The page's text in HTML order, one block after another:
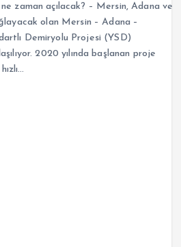
zaman açılacak? – Mersin, Adana ve
olan Mersin – Adana –
Demiryolu Projesi (YSD)
2020 yılında başlanan proje